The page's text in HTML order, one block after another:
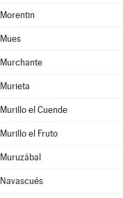
Morentin
Mues
Murchante
Murieta
Murillo el Cuende
Murillo el Fruto
Muruzábal
Navascués